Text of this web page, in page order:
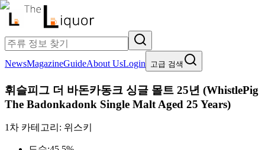
NewsMagazineGuideAbout UsLogin 고급 검색
휘슬피그 더 바돈카동크 싱글 몰트 25년 (WhistlePig
The Badonkadonk Single Malt Aged 25 Years)
1차 카테고리: 위스키